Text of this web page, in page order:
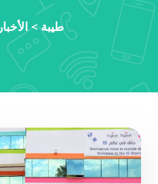
طيبة>الأخبار